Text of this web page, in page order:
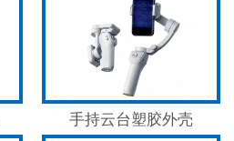
手持云台塑胶外壳